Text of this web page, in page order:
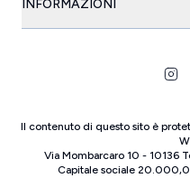
INFORMAZIONI
Il contenuto di questo sito è
Via Mombarcaro 10 - 10136
Capitale sociale